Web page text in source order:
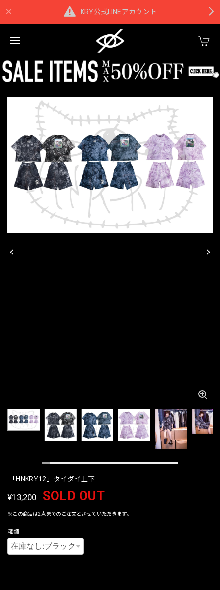
KRY公式LINEアカウント
「HNKRY12」タイダイ上下
¥13,200 SOLD OUT
※この商品は2点までのご注文とさせていただきます。
種類